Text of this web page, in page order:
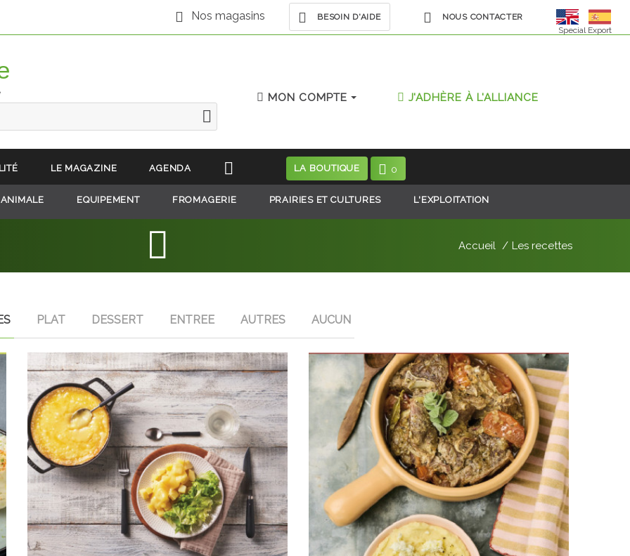
Nos magasins BESOIN D'AIDE
NOUS CONTACTER
Special Export
MON COMPTE J'ADHÈRE À L'ALLIANCE
LE MAGAZINE AGENDA LA BOUTIQUE 0
EQUIPEMENT FROMAGERIE PRAIRIES ET CULTURES L'EXPLOITATION
Accueil Les recettes
PLAT DESSERT ENTREE AUTRES AUCUN